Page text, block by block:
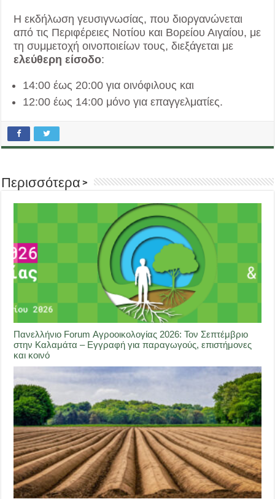
Η εκδήλωση γευσιγνωσίας, που διοργανώνεται
από τις Περιφέρειες Νοτίου και Βορείου Αιγαίου, με
τη συμμετοχή οινοποιείων τους, διεξάγεται με
ελεύθερη είσοδο:
14:00 έως 20:00 για οινόφιλους και
12:00 έως 14:00 μόνο για επαγγελματίες.
Περισσότερα >
Πανελλήνιο Forum Αγροοικολογίας 2026: Τον Σεπτέμβριο
στην Καλαμάτα – Εγγραφή για παραγωγούς, επιστήμονες
και κοινό